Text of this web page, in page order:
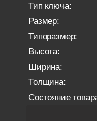
Тип ключа:
Размер:
Типоразмер:
Высота:
Ширина:
Толщина:
Состояние